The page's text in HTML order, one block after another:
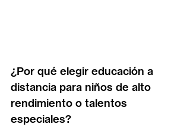
¿Por qué elegir educación a
distancia para niños de alto
rendimiento o talentos
especiales?